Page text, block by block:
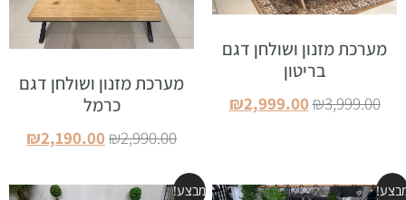
מערכת מזנון ושולחן דגם
בריטון
₪3,999.00
₪2,999.00
מערכת מזנון ושולחן דגם
כרמל
₪2,990.00
₪2,190.00
מבצע!